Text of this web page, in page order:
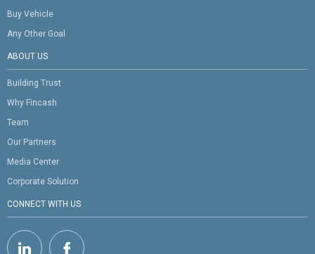
Buy Vehicle
Any Other Goal
ABOUT US
Building Trust
Why Fincash
Team
Our Partners
Media Center
Corporate Solution
CONNECT WITH US